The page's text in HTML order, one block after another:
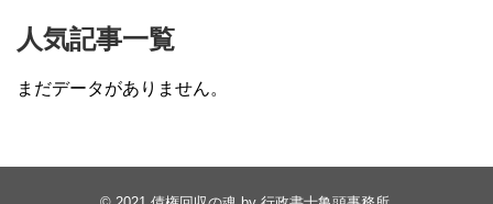
人気記事一覧
まだデータがありません。